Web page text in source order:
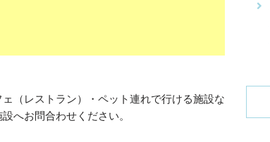
（レストラン）・ペット連れで行ける施設な
へお問合わせください。